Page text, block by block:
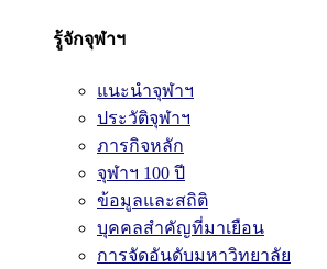
รู้จักจุฬาฯ
แนะนำจุฬาฯ
ประวัติจุฬาฯ
ภารกิจหลัก
จุฬาฯ 100 ปี
ข้อมูลและสถิติ
บุคคลสำคัญที่มาเยือน
การจัดอันดับมหาวิทยาลัย